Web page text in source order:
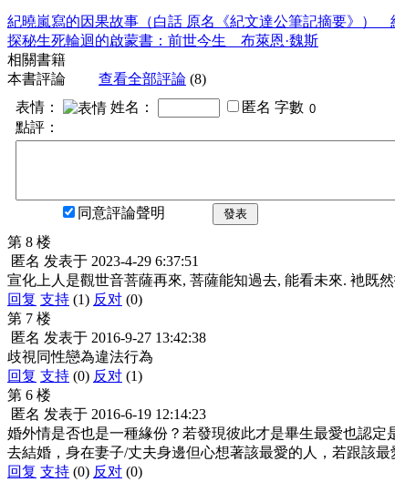
紀曉嵐寫的因果故事（白話 原名《紀文達公筆記摘要》）
探秘生死輪迴的啟蒙書：前世今生 布萊恩·魏斯
相關書籍
本書評論
查看全部評論 (8)
表情：
姓名： 匿名 字數
點評：
同意評論聲明 發表
第 8 楼
匿名 发表于 2023-4-29 6:37:51
宣化上人是觀世音菩薩再來, 菩薩能知過去, 能看未來. 衪既
回复 支持 (1) 反对 (0)
第 7 楼
匿名 发表于 2016-9-27 13:42:38
歧視同性戀為違法行為
回复 支持 (0) 反对 (1)
第 6 楼
匿名 发表于 2016-6-19 12:14:23
婚外情是否也是一種緣份？若發現彼此才是畢生最愛也認
去結婚，身在妻子/丈夫身邊但心想著該最愛的人，若跟該
回复 支持 (0) 反对 (0)